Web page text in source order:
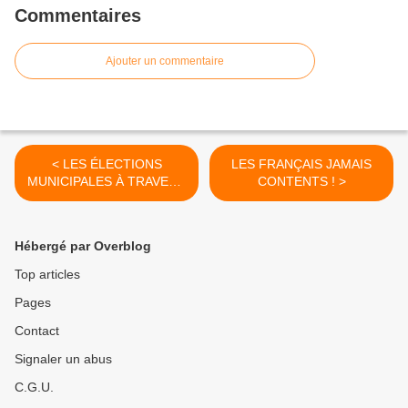
Commentaires
Ajouter un commentaire
< LES ÉLECTIONS
MUNICIPALES À TRAVERS
LE LIVRE BLANC
LES FRANÇAIS JAMAIS
CONTENTS ! >
Hébergé par Overblog
Top articles
Pages
Contact
Signaler un abus
C.G.U.